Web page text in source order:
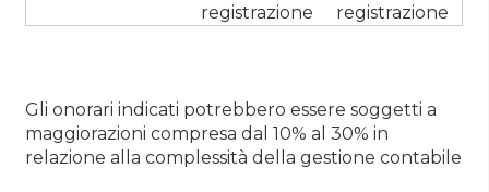
registrazione
registrazione
Gli onorari indicati potrebbero essere soggetti a
maggiorazioni compresa dal 10% al 30% in
relazione alla complessità della gestione contabile